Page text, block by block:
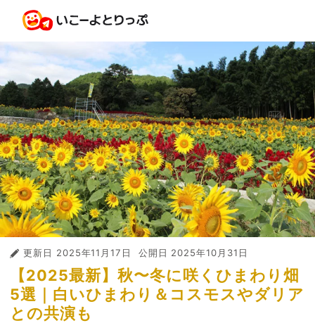
更新日 2025年11月17日 公開日 2025年10月31日
【2025最新】秋〜冬に咲くひまわり畑
5選｜白いひまわり＆コスモスやダリア
との共演も